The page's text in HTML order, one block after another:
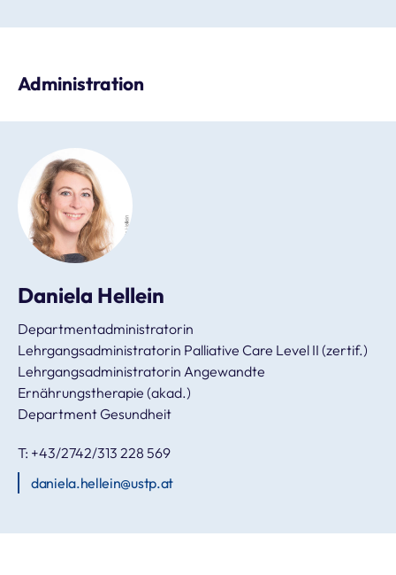
Administration
Daniela Hellein
Departmentadministratorin
Lehrgangsadministratorin Palliative Care Level II (zertif.)
Lehrgangsadministratorin Angewandte
Ernährungstherapie (akad.)
Department Gesundheit
T: +43/2742/313 228 569
daniela.hellein@ustp.at